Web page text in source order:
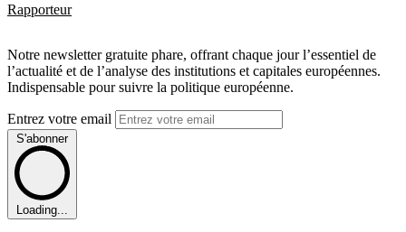
Rapporteur
Notre newsletter gratuite phare, offrant chaque jour l’essentiel de
l’actualité et de l’analyse des institutions et capitales européennes.
Indispensable pour suivre la politique européenne.
Entrez votre email
S'abonner
Loading...